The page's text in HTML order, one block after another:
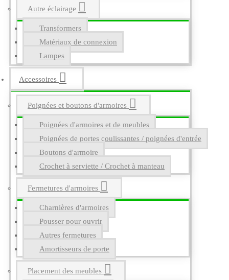
Autre éclairage
Transformers
Matériaux de connexion
Lampes
Accessoires
Poignées et boutons d'armoires
Poignées d'armoires et de meubles
Poignées de portes coulissantes / poignées d'entrée
Boutons d'armoire
Crochet à serviette / Crochet à manteau
Fermetures d'armoires
Charnières d'armoires
Pousser pour ouvrir
Autres fermetures
Amortisseurs de porte
Placement des meubles